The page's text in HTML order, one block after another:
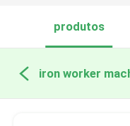
produtos
iron worker